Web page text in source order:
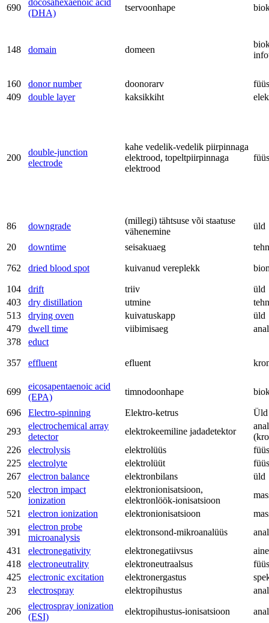
690
(DHA)
tservoonhape
148 domain domeen
160 donor number doonorarv
409
double layer kaksikkiht
200
double-junction
electrode
kahe vedelik-vedelik piirpinnaga
elektrood, topeltpiirpinnaga
elektrood
86 downgrade
(millegi) tähtsuse või staatuse
vähenemine
üld
20 downtime seisakuaeg
762 dried blood spot kuivanud vereplekk
104 drift triiv
üld
403
dry distillation utmine
513
drying oven kuivatuskapp
üld
479
dwell time viibimisaeg
378
educt
357 effluent efluent
699
eicosapentaenoic acid
(EPA)
timnodoonhape
696 Electro-spinning Elektro-ketrus
Üld
293
electrochemical array
detector
elektrokeemiline jadadetektor
226
electrolysis elektrolüüs
225
electrolyte elektrolüüt
267
electron balance elektronbilans
üld
520
electron impact
ionization
elektronionisatsioon,
elektronlöök-ionisatsioon
521
electron ionization elektronionisatsioon
391
electron probe
microanalysis
elektronsond-mikroanalüüs
431
electronegativity elektronegatiivsus
418
electroneutrality elektroneutraalsus
425
electronic excitation elektronergastus
23
electrospray elektropihustus
206
electrospray ionization
(ESI)
elektropihustus-ionisatsioon